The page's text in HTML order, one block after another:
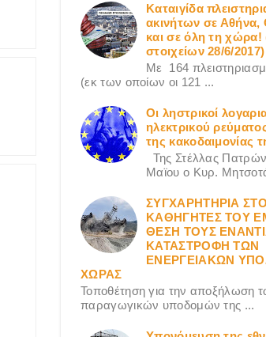
Καταιγίδα
ακινήτων σε Αθήνα,
και σε όλη τη χώρα!
στοιχείων 28/6/2017)
Με 164
(εκ των οποίων οι 121 ...
Οι ληστρικοί
ηλεκτρικού
της κακοδαιμονίας
Της Στέλλας
Μαϊου ο Κυρ.
ΣΥΓΧΑΡΗΤΗΡΙΑ
ΚΑΘΗΓΗΤΕΣ ΤΟΥ
ΘΕΣΗ ΤΟΥΣ
ΚΑΤΑΣΤΡΟΦΗ ΤΩΝ
ΕΝΕΡΓΕΙΑΚΩΝ
ΧΩΡΑΣ
Τοποθέτηση για την αποξήλωση
παραγωγικών υποδομών της ...